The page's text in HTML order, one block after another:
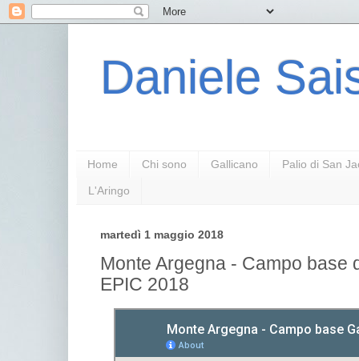
Daniele
Home Chi sono Gallicano Palio di San
L'Aringo
martedì 1 maggio 2018
Monte Argegna - Campo base
EPIC 2018